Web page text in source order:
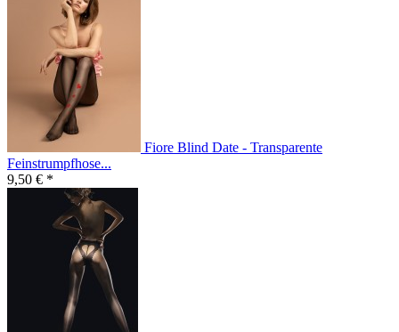
Fiore Blind Date - Transparente
Feinstrumpfhose...
9,50 € *